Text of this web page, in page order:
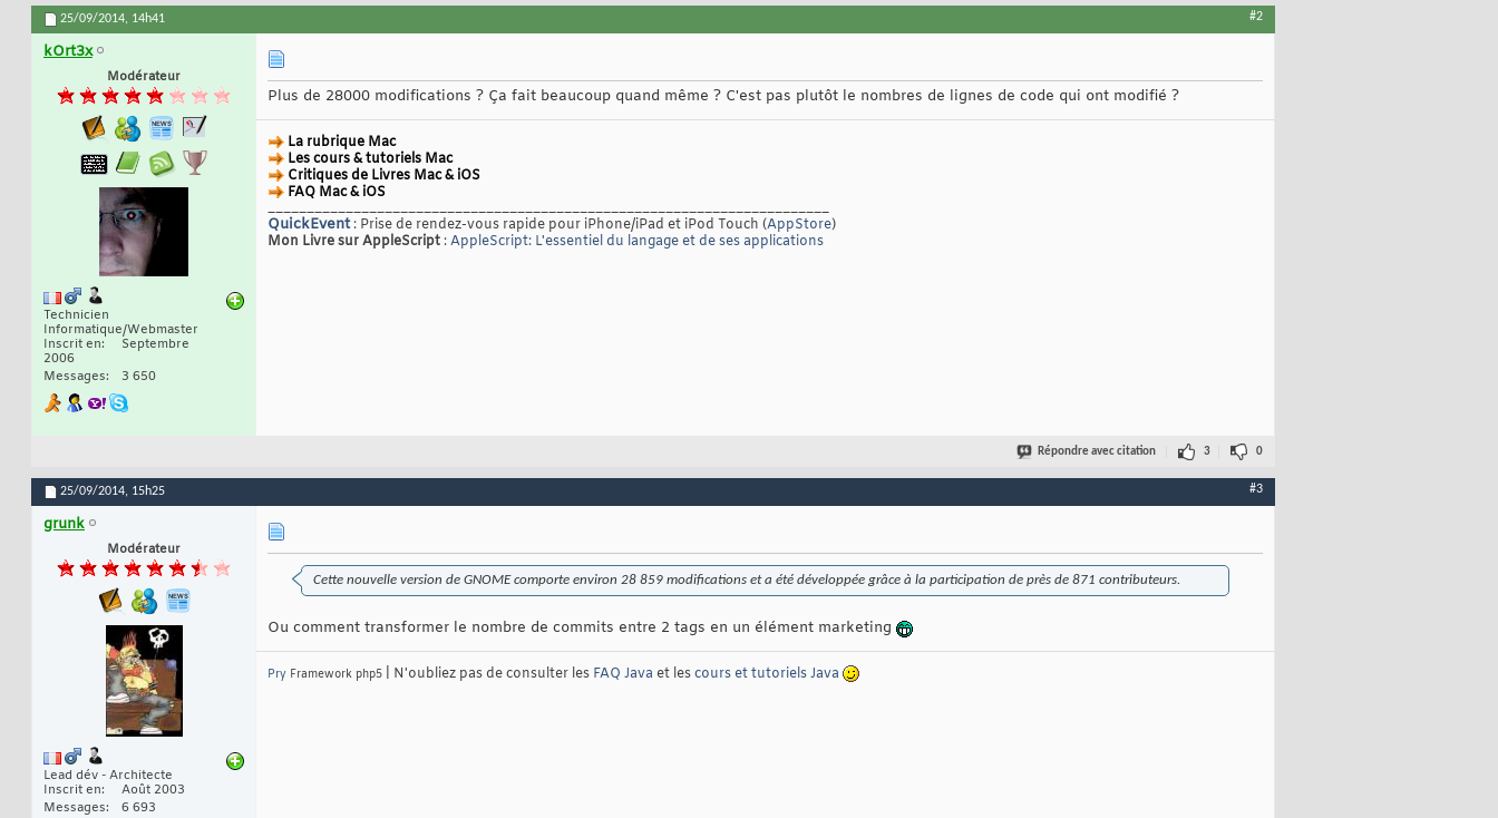
25/09/2014, 14h41 #2
kOrt3x
Modérateur
Technicien
Informatique/Webmaster
Inscrit en
Septembre
2006
Messages
3 650
Plus de 28000 modifications ? Ça fait beaucoup quand même ? C'est pas plutôt le nombres de lignes de code qui ont modifié ?
La rubrique Mac
Les cours & tutoriels Mac
Critiques de Livres Mac & iOS
FAQ Mac & iOS
________________________________________________________________________
QuickEvent: Prise de rendez-vous rapide pour iPhone/iPad et iPod Touch (AppStore)
Mon Livre sur AppleScript :AppleScript: L'essentiel du langage et de ses applications
Répondre avec citation 3 0
25/09/2014, 15h25 #3
grunk
Modérateur
Lead dév - Architecte
Inscrit en
Août 2003
Messages
6 693
Cette nouvelle version de GNOME comporte environ 28 859 modifications et a été développée grâce à la participation de près de 871 contributeurs.
Ou comment transformer le nombre de commits entre 2 tags en un élément marketing
Pry Framework php5 | N'oubliez pas de consulter les FAQ Java et lescours et tutoriels Java